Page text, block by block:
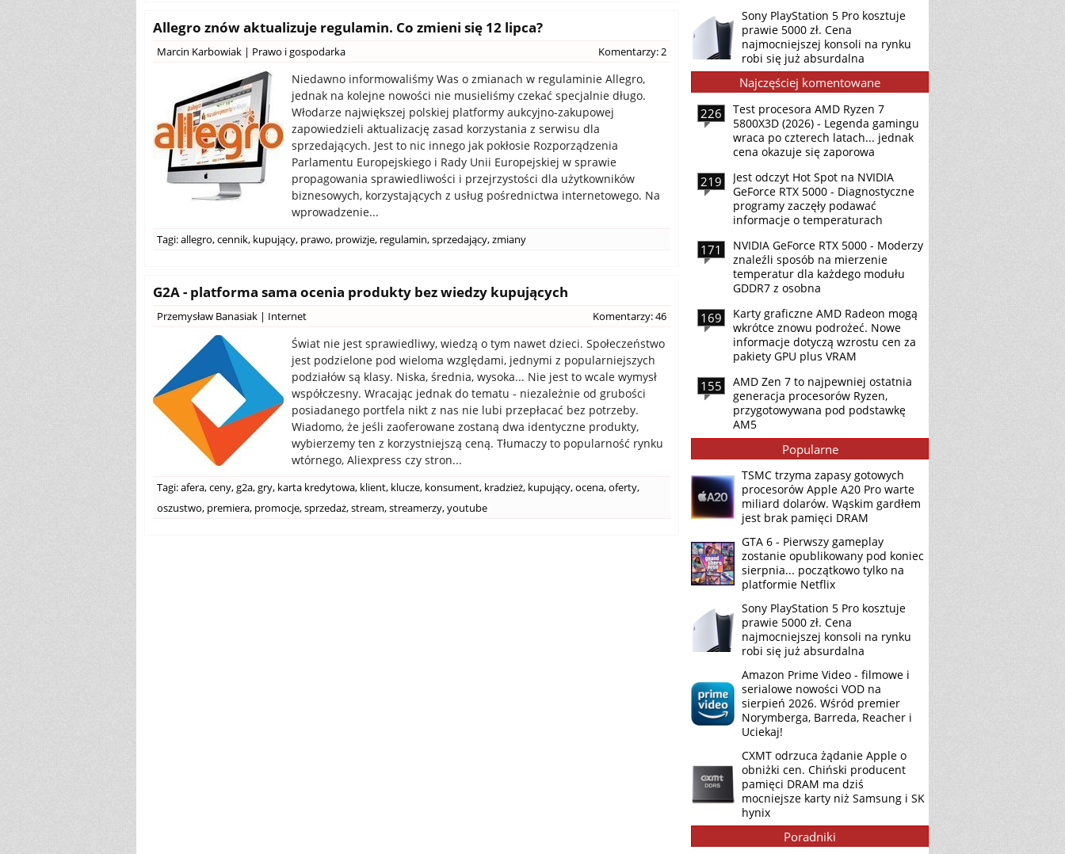
Allegro znów aktualizuje regulamin. Co zmieni się 12 lipca?
Marcin Karbowiak | Prawo i gospodarka Komentarzy: 2
Niedawno informowaliśmy Was o zmianach w regulaminie Allegro,
jednak na kolejne nowości nie musieliśmy czekać specjalnie długo.
Włodarze największej polskiej platformy aukcyjno-zakupowej
zapowiedzieli aktualizację zasad korzystania z serwisu dla
sprzedających. Jest to nic innego jak pokłosie Rozporządzenia
Parlamentu Europejskiego i Rady Unii Europejskiej w sprawie
propagowania sprawiedliwości i przejrzystości dla użytkowników
biznesowych, korzystających z usług pośrednictwa internetowego. Na
wprowadzenie...
Tagi:allegro,cennik, kupujący, prawo, prowizje, regulamin,sprzedający,zmiany
G2A - platforma sama ocenia produkty bez wiedzy kupujących
Przemysław Banasiak | Internet Komentarzy: 46
Świat nie jest sprawiedliwy, wiedzą o tym nawet dzieci. Społeczeństwo
jest podzielone pod wieloma względami, jednymi z popularniejszych
podziałów są klasy. Niska, średnia, wysoka... Nie jest to wcale wymysł
współczesny. Wracając jednak do tematu - niezależnie od grubości
posiadanego portfela nikt z nas nie lubi przepłacać bez potrzeby.
Wiadomo, że jeśli zaoferowane zostaną dwa identyczne produkty,
wybierzemy ten z korzystniejszą ceną. Tłumaczy to popularność rynku
wtórnego, Aliexpress czy stron...
Tagi:afera,ceny,g2a,gry, karta kredytowa, klient, klucze, konsument, kradzież, kupujący,ocena,oferty,
oszustwo, premiera, promocje,sprzedaż,stream,streamerzy,youtube
Sony PlayStation 5 Pro kosztuje
prawie 5000 zł. Cena
najmocniejszej konsoli na rynku
robi się już absurdalna
Najczęściej komentowane
226
Test procesora AMD Ryzen 7
5800X3D (2026) - Legenda gamingu
wraca po czterech latach... jednak
cena okazuje się zaporowa
219
Jest odczyt Hot Spot na NVIDIA
GeForce RTX 5000 - Diagnostyczne
programy zaczęły podawać
informacje o temperaturach
171
NVIDIA GeForce RTX 5000 - Moderzy
znaleźli sposób na mierzenie
temperatur dla każdego modułu
GDDR7 z osobna
169
Karty graficzne AMD Radeon mogą
wkrótce znowu podrożeć. Nowe
informacje dotyczą wzrostu cen za
pakiety GPU plus VRAM
155
AMD Zen 7 to najpewniej ostatnia
generacja procesorów Ryzen,
przygotowywana pod podstawkę
AM5
Popularne
TSMC trzyma zapasy gotowych
procesorów Apple A20 Pro warte
miliard dolarów. Wąskim gardłem
jest brak pamięci DRAM
GTA 6 - Pierwszy gameplay
zostanie opublikowany pod koniec
sierpnia... początkowo tylko na
platformie Netflix
Sony PlayStation 5 Pro kosztuje
prawie 5000 zł. Cena
najmocniejszej konsoli na rynku
robi się już absurdalna
Amazon Prime Video - filmowe i
serialowe nowości VOD na
sierpień 2026. Wśród premier
Norymberga, Barreda, Reacher i
Uciekaj!
CXMT odrzuca żądanie Apple o
obniżki cen. Chiński producent
pamięci DRAM ma dziś
mocniejsze karty niż Samsung i SK
hynix
Poradniki